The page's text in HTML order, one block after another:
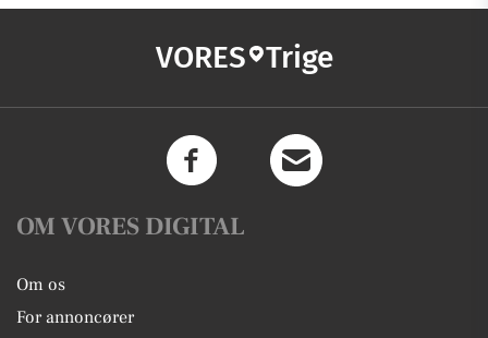
VORES Trige
OM VORES DIGITAL
Om os
For annoncører